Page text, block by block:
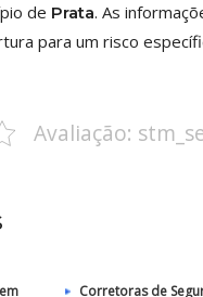
de Prata. As
para um risco
Avaliação:
Corretoras de